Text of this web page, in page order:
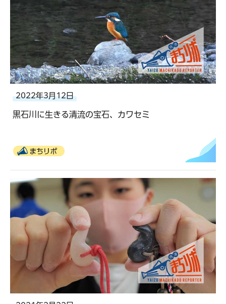
2022年3月12日
黒石川に生きる清流の宝石、カワセミ
まちリポ